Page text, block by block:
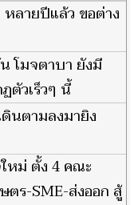
ลายปีแล้ว ขอต่าง
โมจตาบา ยังมี
ตัวเร็วๆ นี้
นตามลงมายิง
หม่ ตั้ง 4 คณะ
ตร-SME-ส่งออก สู้